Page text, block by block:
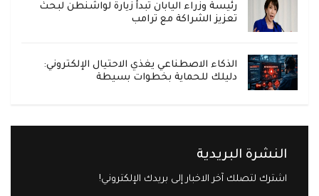
رئيسة وزراء اليابان تبدأ زيارة لواشنطن لبحث
تعزيز الشراكة مع ترامب
الذكاء الاصطناعي يغذي الاحتيال الإلكتروني:
دليلك للحماية بخطوات بسيطة
النشرة البريدية
اشترك لتصلك آخر الاخبار إلى بريدك الإلكتروني!